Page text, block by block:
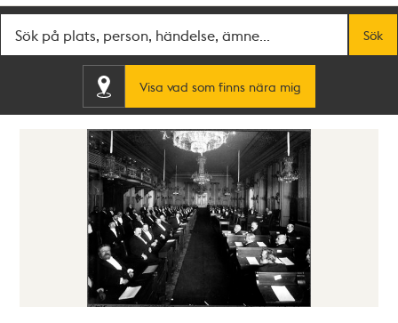
Sök
Visa vad som finns nära mig